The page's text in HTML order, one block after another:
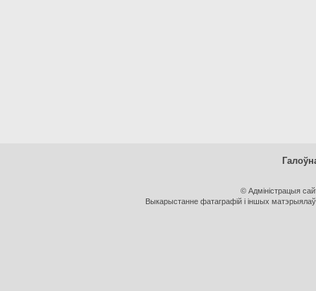
© Адміністрацыя
Выкарыстанне фатаграфій і іншых